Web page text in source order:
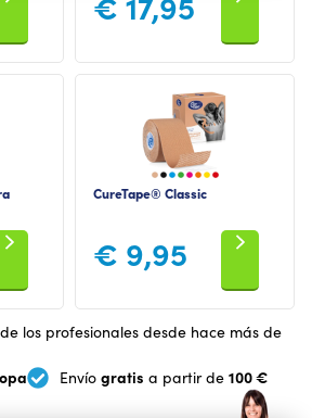
CureTape® Classic
€ 9,95
los profesionales desde hace más de
Envío gratis a partir de 100 €